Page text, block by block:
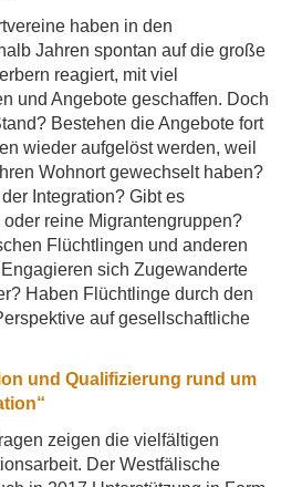
haben in den
Jahren spontan auf die große
reagiert, mit viel
und Angebote geschaffen. Doch
Bestehen die Angebote fort
wieder aufgelöst werden, weil
Wohnort gewechselt haben?
Integration? Gibt es
reine Migrantengruppen?
Flüchtlingen und anderen
sich Zugewanderte
Haben Flüchtlinge durch den
auf gesellschaftliche
und Qualifizierung rund um
zeigen die vielfältigen
Der Westfälische